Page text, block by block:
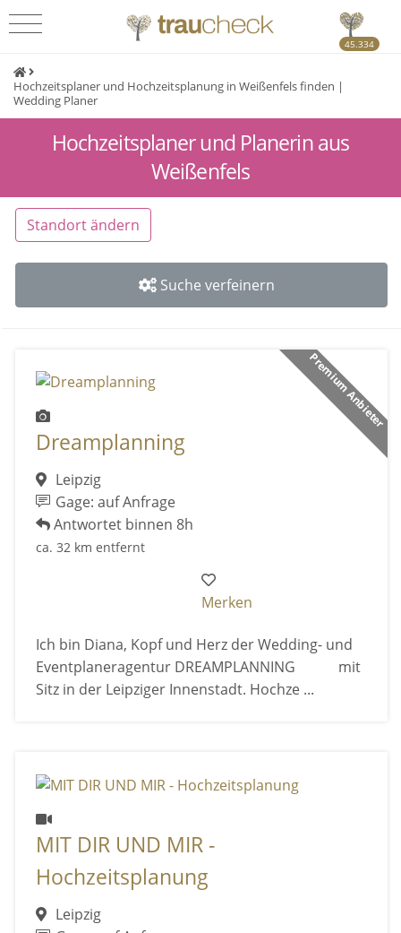
45.334
Hochzeitsplaner und Hochzeitsplanung in Weißenfels finden |
Wedding Planer
Hochzeitsplaner und Planerin aus
Weißenfels
Standort ändern
Suche verfeinern
Premium Anbieter
Dreamplanning
Leipzig
Gage: auf Anfrage
Antwortet binnen 8h
ca. 32 km entfernt
Merken
Ich bin Diana, Kopf und Herz der Wedding- und
Eventplaneragentur DREAMPLANNING mit
Sitz in der Leipziger Innenstadt. Hochze ...
MIT DIR UND MIR -
Hochzeitsplanung
Leipzig